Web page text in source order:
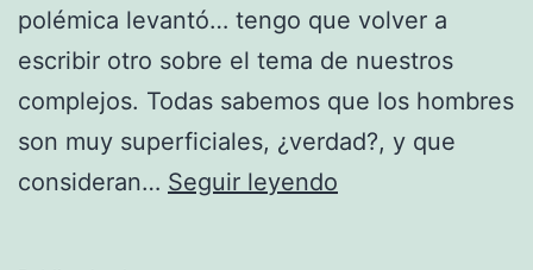
polémica levantó… tengo que volver a
escribir otro sobre el tema de nuestros
complejos. Todas sabemos que los hombres
son muy superficiales, ¿verdad?, y que
consideran… Seguir leyendo